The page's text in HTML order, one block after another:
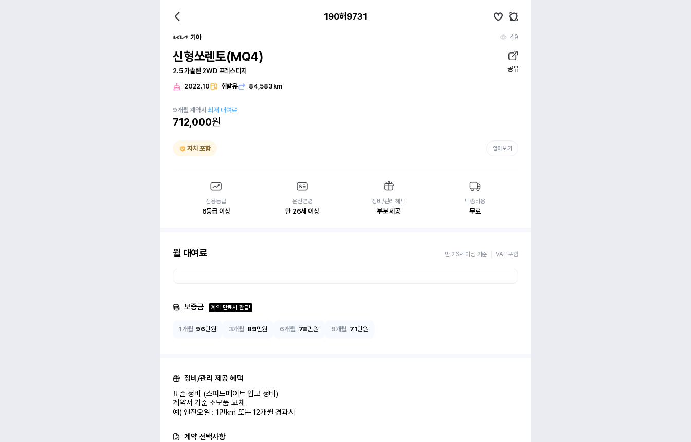
190허9731
기아 49
신형쏘렌토(MQ4)
2.5 가솔린 2WD 프레스티지 공유
2022.10 휘발유 84,583km
9개월 계약시최저 대여료
712,000원
자차 포함 알아보기
신용등급
6등급 이상
운전연령
만 26세 이상
정비/관리 혜택
부분 제공
탁송비용
무료
월 대여료 만 26세 이상 기준 VAT 포함
보증금 계약 만료시 환급!
1개월 96만원 3개월 89만원 6개월 78만원 9개월 71만원
정비/관리 제공 혜택
표준 정비 (스피드메이트 입고 정비)
계약서 기준 소모품 교체
예) 엔진오일 : 1만km 또는 12개월 경과시
계약 선택사항